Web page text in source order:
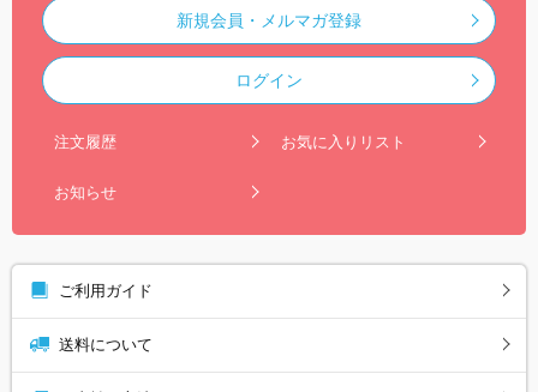
新規会員・メルマガ登録
ログイン
注文履歴 お気に入りリスト
お知らせ
ご利用ガイド
送料について